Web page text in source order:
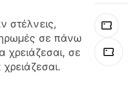
στέλνεις,
σε πάνω
σε